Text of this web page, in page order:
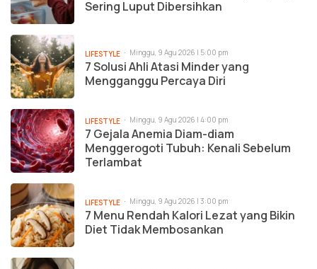
Sering Luput Dibersihkan
LIFESTYLE Minggu, 9 Agu 2026 | 5:00 pm
7 Solusi Ahli Atasi Minder yang
Mengganggu Percaya Diri
LIFESTYLE Minggu, 9 Agu 2026 | 4:00 pm
7 Gejala Anemia Diam-diam
Menggerogoti Tubuh: Kenali Sebelum
Terlambat
LIFESTYLE Minggu, 9 Agu 2026 | 3:00 pm
7 Menu Rendah Kalori Lezat yang Bikin
Diet Tidak Membosankan